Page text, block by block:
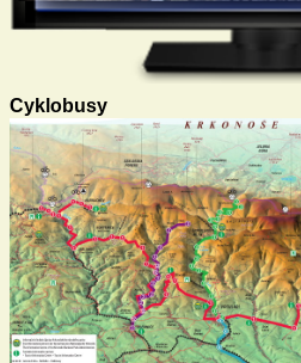
Cyklobusy